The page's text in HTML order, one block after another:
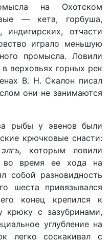
на Охотском
— кета, горбуша,
отчасти
играло меньшую
промысла. Ловили
верховьях горных рек
В. Н. Скалон писал
они не занимаются
рыбы у эвенов были
крючковые снасти:
элгъ, которым ловили
во время ее хода на
собой разновидность
шеста привязывался
конец крепился к
крюку с зазубринами,
углубление на
легко соскакивал с